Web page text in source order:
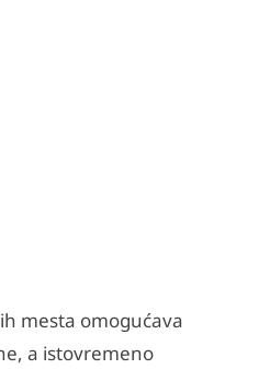
mesta omogućava
a istovremeno